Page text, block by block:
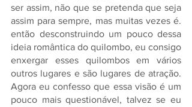
ser assim, não que se pretenda que seja
assim para sempre, mas muitas vezes é.
então desconstruindo um pouco dessa
ideia romântica do quilombo, eu consigo
enxergar esses quilombos em vários
outros lugares e são lugares de atração.
Agora eu confesso que essa visão é um
pouco mais questionável, talvez se eu